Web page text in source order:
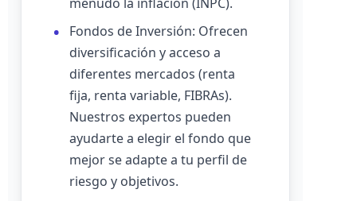
Fondos de Inversión: Ofrecen
diversificación y acceso a
diferentes mercados (renta
fija, renta variable, FIBRAs).
Nuestros expertos pueden
ayudarte a elegir el fondo que
mejor se adapte a tu perfil de
riesgo y objetivos.